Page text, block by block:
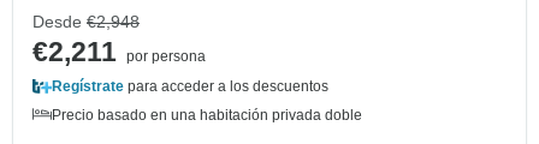
Desde €2,948
€2,211 por persona
Regístrate para acceder a los descuentos
Precio basado en una habitación privada doble